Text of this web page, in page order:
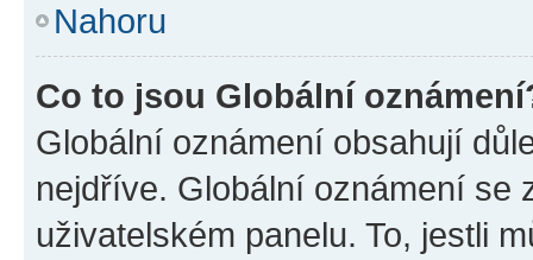
Nahoru
Co to jsou Globální
Globální oznámení obsahují
nejdříve. Globální oznámení se
uživatelském panelu. To, jestli